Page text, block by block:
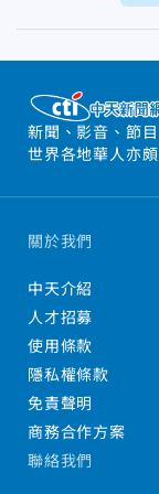
新聞、影音、節
世界各地華人亦
關於我們
中天介紹
人才招募
使用條款
隱私權條款
免責聲明
商務合作方案
聯絡我們